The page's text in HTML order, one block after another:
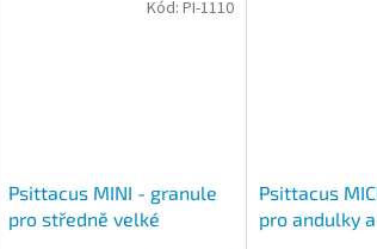
Psittacus MINI - granule
pro středně velké
Kód:PI-1110
Psittacus
pro andulky